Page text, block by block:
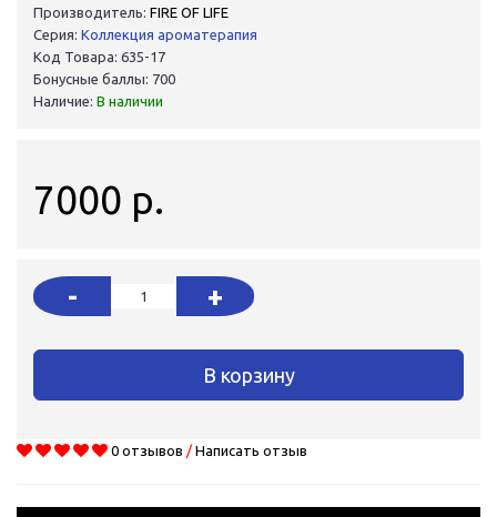
Производитель: FIRE OF LIFE
Серия: Коллекция ароматерапия
Код Товара: 635-17
Бонусные баллы: 700
Наличие: В наличии
7000 р.
- +
В корзину
0 отзывов / Написать отзыв